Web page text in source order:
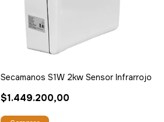
Secamanos S1W 2kw Sensor Infrarrojo
$1.449.200,00